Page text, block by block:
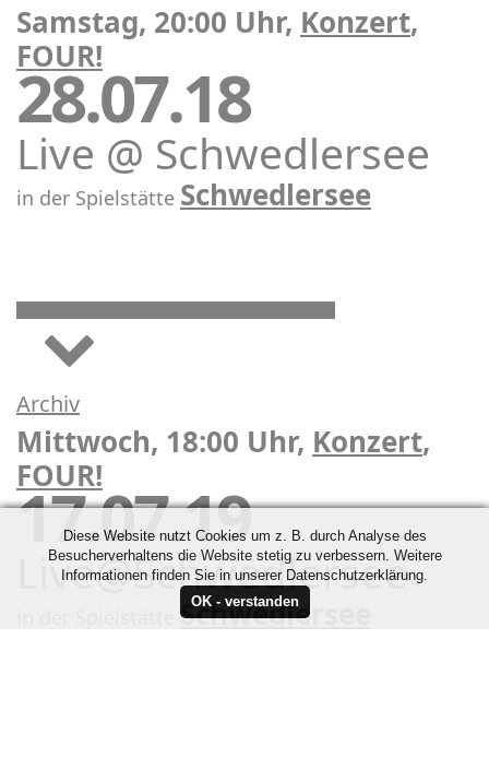
Samstag, 20:00 Uhr, Konzert,
FOUR!
28.07.18
Live @ Schwedlersee
in der Spielstätte Schwedlersee
Archiv
Mittwoch, 18:00 Uhr, Konzert,
FOUR!
17.07.19
Live@Schwedlersee
Schwedlersee
Diese Website nutzt Cookies um z. B. durch Analyse des
Besucherverhaltens die Website stetig zu verbessern. Weitere
Informationen finden Sie in unserer Datenschutzerklärung.